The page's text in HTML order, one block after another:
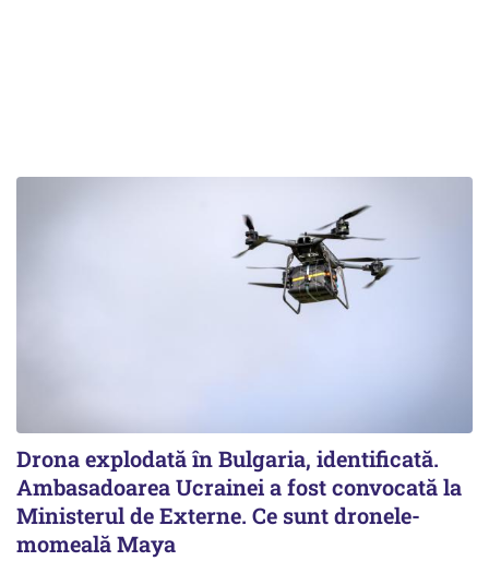
Drona explodată în Bulgaria, identificată.
Ambasadoarea Ucrainei a fost convocată la
Ministerul de Externe. Ce sunt dronele-
momeală Maya